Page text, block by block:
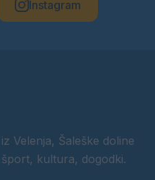
Instagram
Velenja, Šaleške doline
kultura, dogodki.